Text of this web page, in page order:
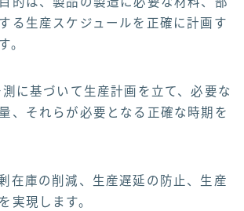
る生産スケジュールを正確に計画す
。
に基づいて生産計画を立て、必要な
、それらが必要となる正確な時期を
在庫の削減、生産遅延の防止、生産
実現します。